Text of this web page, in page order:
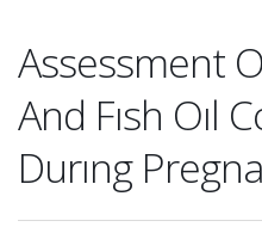
Assessment
And Fısh Oıl
Durıng